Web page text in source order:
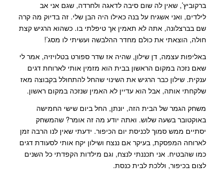
ברקוביץ’, שאין לה שום סיבה לדאגה ולחרדה, שגם אני אב
לילדים, ואני אשגיח על בנה כאילו היה הבן שלי. זה בדיוק מה קרה
שם בברצלונה, אתה לא תאמין אך טיפלתי בו. כשהוא הרגיש קצת
חולה, הוצאתי את כולם מחדר ההלבשה ועשיתי לו מסג’!
באליפות עצמה, דן שילון, שהיה אז שדר ספורט בטלויזיה, אמר לי
שאם נזכה במקום הראשון בבית הוא מזמין אותי לארוחת דגים
ענקית. שילון כבר הרגיש את השינוי שהחל להתחולל בקבוצה מאז
שלקחתי אותה, אבל הוא עדיין לא האמין שנזכה במקום ראשון.
משחק הגמר של הבית הזה, יונתן, החל ביום שישי החמישה
באוקטובר בשעה שלוש. ואתה יודע מה זה אומר? שהמשחק
יסתיים ממש סמוך לכניסת יום הכיפור. ידעתי שאין לנו הרבה זמן
לארוחה המפסקת, בעיקר אם ננצח ושילון יקח אותי לסעודת דגים
כמו שהבטיח. אני תכננתי לנצח, וגם מילדות הקפדתי כל השנים
לצום בכיפור, וללכת לבית כנסת.